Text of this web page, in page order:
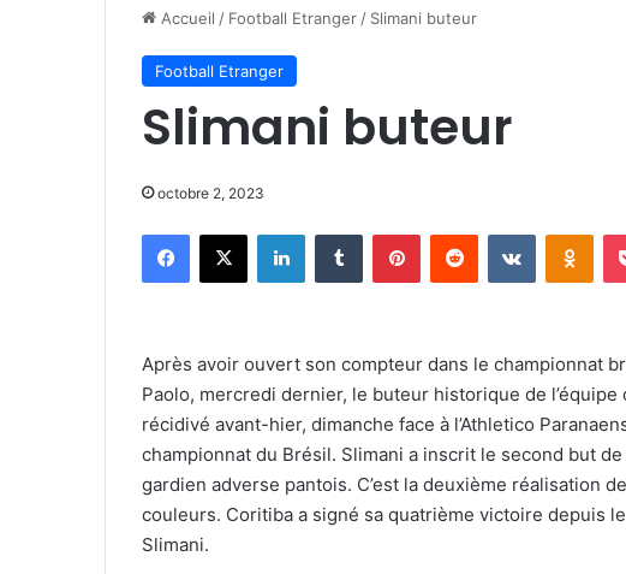
Accueil / Football Etranger / Slimani buteur
Football Etranger
Slimani buteur
octobre 2, 2023
Facebook
X LinkedinTumblr PinterestReddit VKontakte
Après avoir ouvert son compteur dans le championnat
Paolo, mercredi dernier, le buteur historique de l’équipe
récidivé avant-hier, dimanche face à l’Athletico
championnat du Brésil. Slimani a inscrit le second but
gardien adverse pantois. C’est la deuxième réalisation
couleurs. Coritiba a signé sa quatrième victoire depuis
Slimani.